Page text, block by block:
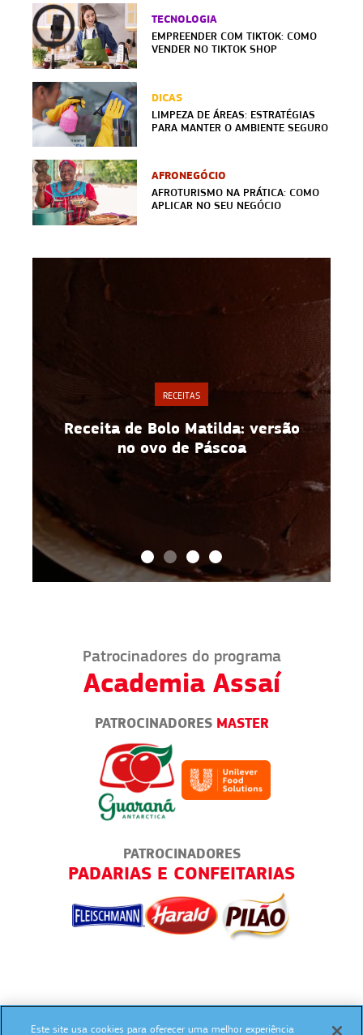
TECNOLOGIA
EMPREENDER COM TIKTOK: COMO
VENDER NO TIKTOK SHOP
DICAS
LIMPEZA DE ÁREAS: ESTRATÉGIAS
PARA MANTER O AMBIENTE SEGURO
AFRONEGÓCIO
AFROTURISMO NA PRÁTICA: COMO
APLICAR NO SEU NEGÓCIO
RECEITAS
Espaguete de abobrinha: receita
fácil e saudável para vender
Patrocinadores do programa
Academia Assaí
PATROCINADORES MASTER
PATROCINADORES
PADARIAS E CONFEITARIAS
Este site usa cookies para oferecer uma melhor experiência